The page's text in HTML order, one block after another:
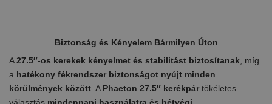
Biztonság és Kényelem Bármilyen Úton
A27.5″-os kerekek kényelmet és stabilitást biztosítanak , míg
a hatékony fékrendszer biztonságot nyújt minden
körülmények között . A Phaeton 27.5″ kerékpár tökéletes